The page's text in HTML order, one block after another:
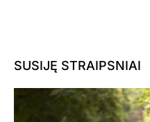
SUSIJĘ STRAIPSNIAI